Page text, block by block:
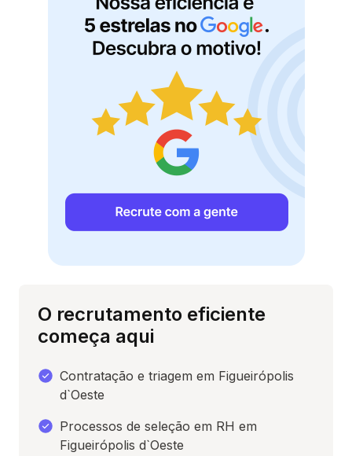
O recrutamento eficiente
começa aqui
Contratação e triagem em Figueirópolis
d`Oeste
Processos de seleção em RH em
Figueirópolis d`Oeste